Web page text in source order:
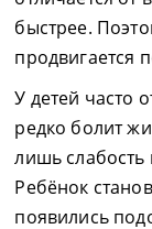
быстрее.
продвигается
У детей часто
редко болит
лишь
Ребёнок
появились